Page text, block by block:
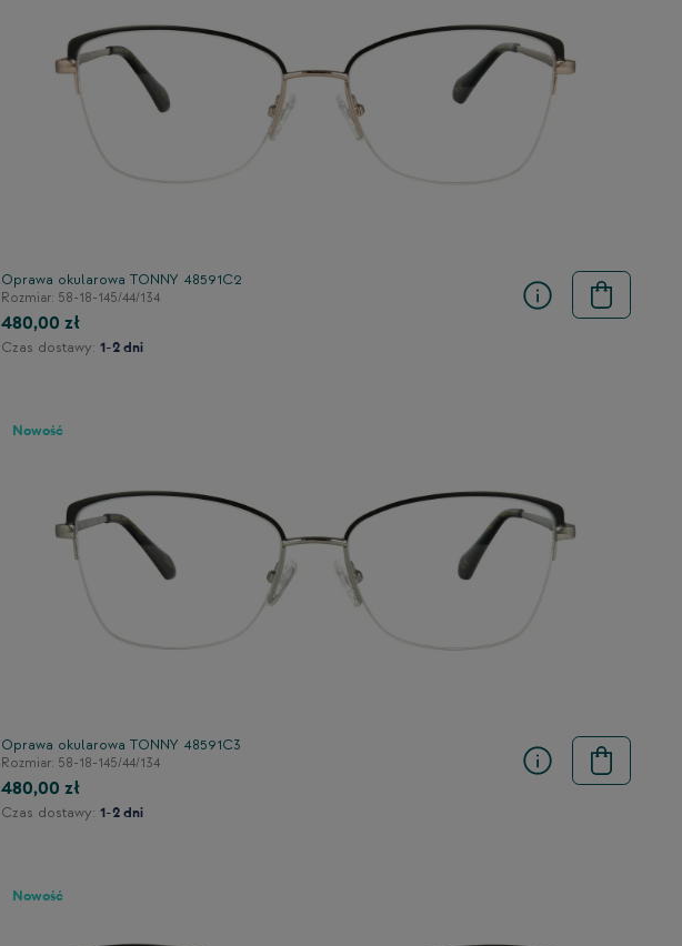
Oprawa okularowa TONNY 48591C2
Rozmiar: 58-18-145/44/134
480,00 zł
Czas dostawy: 1-2 dni
Nowość
Oprawa okularowa TONNY 48591C3
Rozmiar: 58-18-145/44/134
480,00 zł
Czas dostawy: 1-2 dni
Nowość